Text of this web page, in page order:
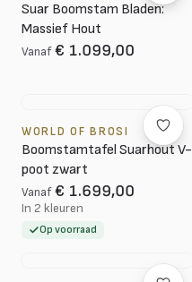
Suar Boomstam Bladen:
Massief Hout
Vanaf € 1.099,00
WORLD OF BROSI
Boomstamtafel Suarhout V-
poot zwart
Vanaf € 1.699,00
In 2 kleuren
Op voorraad